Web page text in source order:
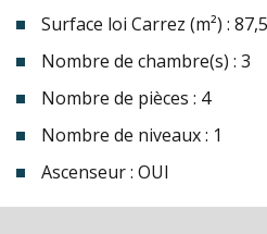
Surface loi Carrez (m²) :
Nombre de chambre(s) : 3
Nombre de pièces : 4
Nombre de niveaux : 1
Ascenseur : OUI
la ville de sainte-